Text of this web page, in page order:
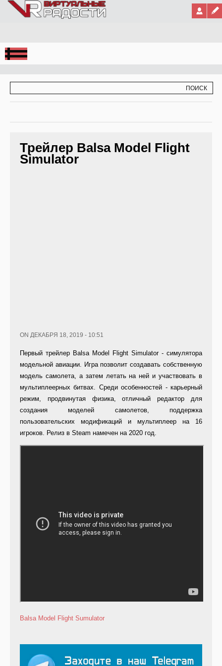
Jump to Navigation
Трейлер Balsa Model Flight
Simulator
ON ДЕКАБРЯ 18, 2019 - 10:51
Первый трейлер Balsa Model Flight Simulator - симулятора
модельной авиации. Игра позволит создавать собственную
модель самолета, а затем летать на ней и участвовать в
мультиплеерных битвах. Среди особенностей - карьерный
режим, продвинутая физика, отличный редактор для
создания моделей самолетов, поддержка
пользовательских модификаций и мультиплеер на 16
игроков. Релиз в Steam намечен на 2020 год.
Balsa Model Flight Sumulator